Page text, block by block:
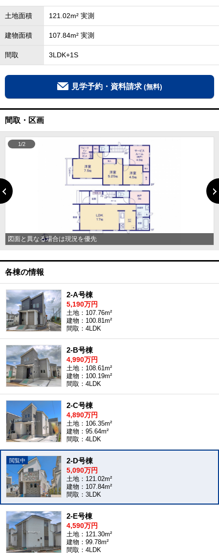
土地面積 121.02m² 実測
建物面積 107.84m² 実測
間取 3LDK+1S
見学予約・資料請求 (無料)
間取・区画
図面と異なる場合は現況を優先
1/2
各棟の情報
2-A号棟
5,190万円
土地：107.76m²
建物：100.81m²
間取：4LDK
2-B号棟
4,990万円
土地：108.61m²
建物：100.19m²
間取：4LDK
2-C号棟
4,890万円
土地：106.35m²
建物：95.64m²
間取：4LDK
2-D号棟
5,090万円
土地：121.02m²
建物：107.84m²
間取：3LDK
2-E号棟
4,590万円
土地：121.30m²
建物：99.78m²
間取：4LDK